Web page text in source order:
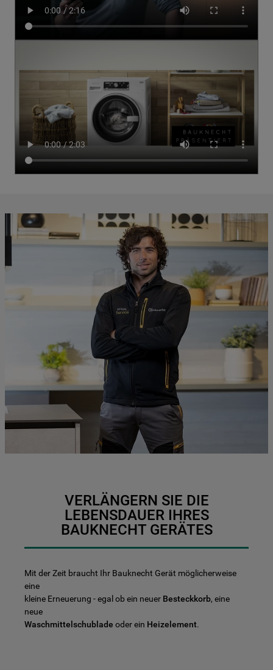
VERLÄNGERN SIE DIE
LEBENSDAUER IHRES
BAUKNECHT GERÄTES
Mit der Zeit braucht Ihr Bauknecht Gerät möglicherweise
eine
kleine Erneuerung - egal ob ein neuer Besteckkorb, eine
neue
Waschmittelschublade oder ein Heizelement.